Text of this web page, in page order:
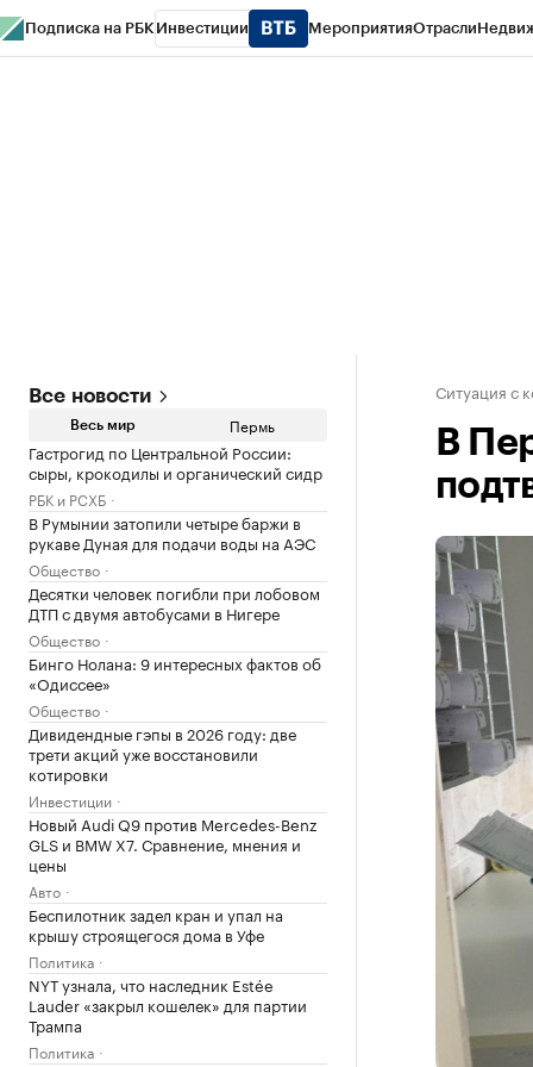
Подписка на РБК Инвестиции МероприятияОтрасли
Все новости
Весь мир Пермь
Гастрогид по Центральной России:
сыры, крокодилы и органический сидр
РБК и РСХБ
В Румынии затопили четыре баржи в
рукаве Дуная для подачи воды на АЭС
Общество
Десятки человек погибли при лобовом
ДТП с двумя автобусами в Нигере
Общество
Бинго Нолана: 9 интересных фактов об
«Одиссее»
Общество
Дивидендные гэпы в 2026 году: две
трети акций уже восстановили
котировки
Инвестиции
Новый Audi Q9 против Mercedes-Benz
GLS и BMW X7. Сравнение, мнения и
цены
Авто
Беспилотник задел кран и упал на
крышу строящегося дома в Уфе
Политика
NYT узнала, что наследник Estée
Lauder «закрыл кошелек» для партии
Трампа
Политика
Ситуация с
В